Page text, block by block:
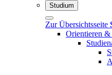
Studium
Zur Übersichtsseite
Orientieren &